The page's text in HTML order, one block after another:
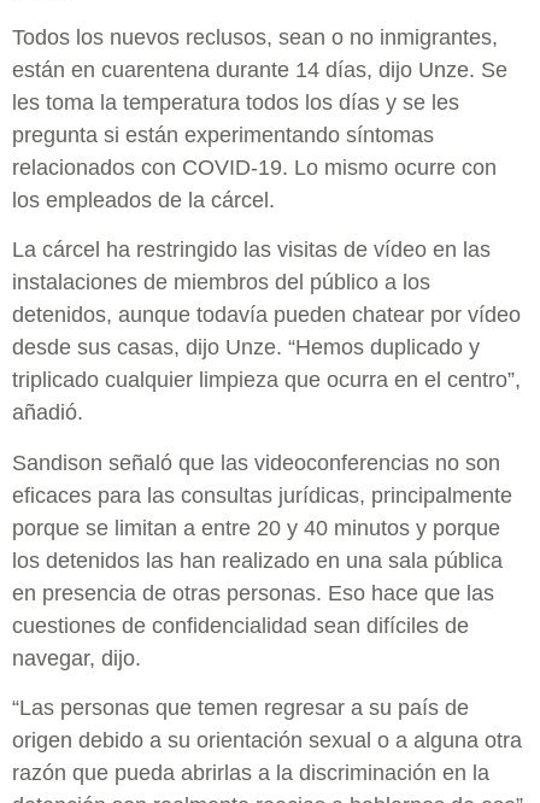
Todos los nuevos reclusos, sean o no inmigrantes,
están en cuarentena durante 14 días, dijo Unze. Se
les toma la temperatura todos los días y se les
pregunta si están experimentando síntomas
relacionados con COVID-19. Lo mismo ocurre con
los empleados de la cárcel.
La cárcel ha restringido las visitas de vídeo en las
instalaciones de miembros del público a los
detenidos, aunque todavía pueden chatear por vídeo
desde sus casas, dijo Unze. “Hemos duplicado y
triplicado cualquier limpieza que ocurra en el centro”,
añadió.
Sandison señaló que las videoconferencias no son
eficaces para las consultas jurídicas, principalmente
porque se limitan a entre 20 y 40 minutos y porque
los detenidos las han realizado en una sala pública
en presencia de otras personas. Eso hace que las
cuestiones de confidencialidad sean difíciles de
navegar, dijo.
“Las personas que temen regresar a su país de
origen debido a su orientación sexual o a alguna otra
razón que pueda abrirlas a la discriminación en la